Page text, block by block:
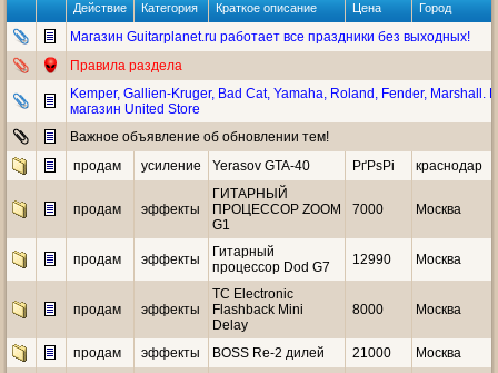
Действие Категория Краткое описание Цена Город
Магазин Guitarplanet.ru работает все праздники без выходных!
Правила раздела
Kemper, Gallien-Kruger, Bad Cat, Yamaha, Roland, Fender, Marshall.
магазин United Store
Важное объявление об обновлении тем!
продам
усиление Yerasov GTA-40 РґРѕРі краснодар
продам эффекты
ГИТАРНЫЙ
ПРОЦЕССОР ZOOM
G1
7000 Москва
продам эффекты
Гитарный
процессор Dod G7
12990 Москва
продам эффекты
TC Electronic
Flashback Mini
Delay
8000 Москва
продам эффекты BOSS Re-2 дилей 21000
Москва